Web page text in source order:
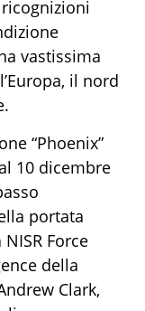
vastissima
il nord
.
“Phoenix”
10 dicembre
portata
NISR Force
della
Clark,